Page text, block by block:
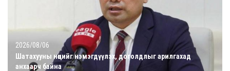
2026/08/06
Шатахууны нөөцийг нэмэгдүүлэх, доголдлыг арилгахад
анхаарч байна